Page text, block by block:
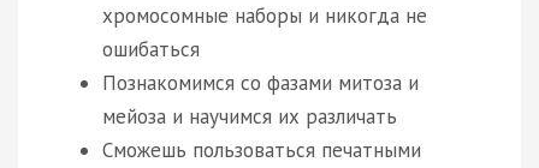
хромосомные наборы и никогда не
ошибаться
Познакомимся со фазами митоза и
мейоза и научимся их различать
Сможешь пользоваться печатными